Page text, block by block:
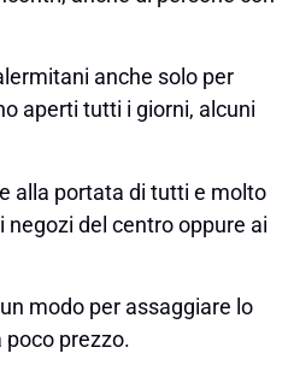
anche solo per
aperti tutti i giorni, alcuni
alla portata di tutti e molto
del centro oppure ai
modo per assaggiare lo
prezzo.